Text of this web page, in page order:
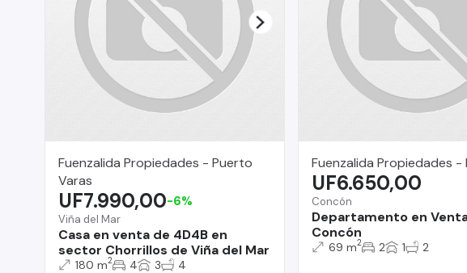
Fuenzalida Propiedades - Puerto
Varas
Viña del Mar
Casa en venta de 4D4B en
sector Chorrillos de Viña del Mar
UF7.990,00-6%
180 m2 4 3 4
Fuenzalida Propiedades -
Concón
Departamento en
Concón
UF6.650,00
69 m2 2 1 2